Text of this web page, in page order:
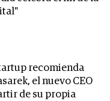
recomienda
el nuevo CEO
de su propia